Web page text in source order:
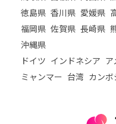
徳島県 香川県 愛媛県
福岡県 佐賀県 長崎県
沖縄県
ドイツ インドネシア ア
ミャンマー 台湾 カンボ